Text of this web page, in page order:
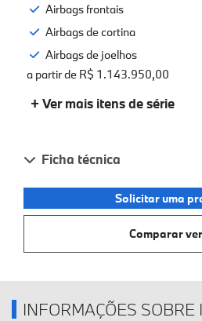
Airbags frontais
Airbags de cortina
Airbags de joelhos
a partir de R$ 1.143.950,00
+ Ver mais itens de série
Ficha técnica
Solicitar uma
Comparar
INFORMAÇÕES SOBRE